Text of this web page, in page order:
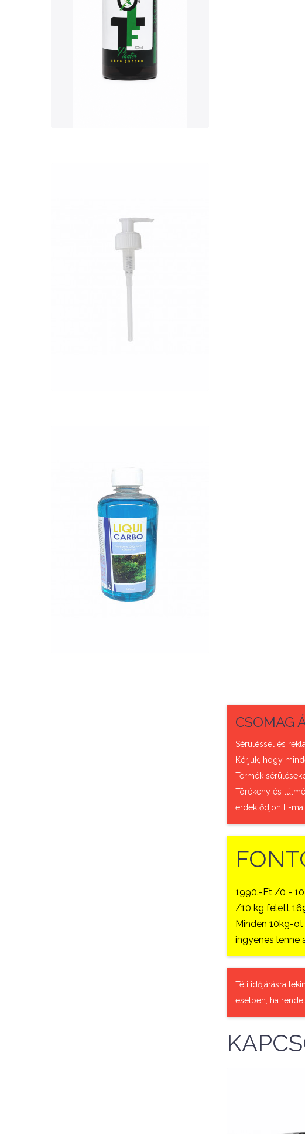
AquaLine TF Planter
500ml
KOSÁRBA
Nettó ár: 327 Ft
AquaLine folyékony táp
Nettó ár: 2,984 Ft
Liqui Carbo folyékony
CO2 500ml - 25000 liter
vízhez
KOSÁRBA
CSOMAG
Sérüléssel és
Kérjük, hogy
Termék
Törékeny és
érdeklődjön E-
1990.-Ft /0 -
/10 kg felett
Minden 10kg-
ingyenes lenne
Téli időjárásra
esetben, ha